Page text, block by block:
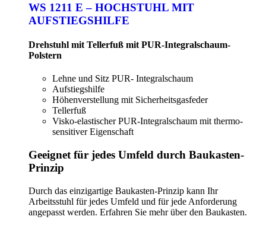
WS 1211 E – HOCHSTUHL MIT
AUFSTIEGSHILFE
Drehstuhl mit Tellerfuß mit PUR-Integralschaum-
Polstern
Lehne und Sitz PUR- Integralschaum
Aufstiegshilfe
Höhenverstellung mit Sicherheitsgasfeder
Tellerfuß
Visko-elastischer PUR-Integralschaum mit thermo-
sensitiver Eigenschaft
Geeignet für jedes Umfeld durch Baukasten-
Prinzip
Durch das einzigartige Baukasten-Prinzip kann Ihr
Arbeitsstuhl für jedes Umfeld und für jede Anforderung
angepasst werden. Erfahren Sie mehr über den Baukasten.